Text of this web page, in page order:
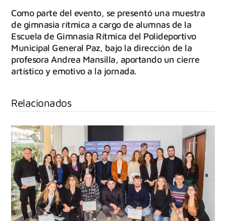
Como parte del evento, se presentó una muestra
de gimnasia rítmica a cargo de alumnas de la
Escuela de Gimnasia Rítmica del Polideportivo
Municipal General Paz, bajo la dirección de la
profesora Andrea Mansilla, aportando un cierre
artístico y emotivo a la jornada.
Relacionados